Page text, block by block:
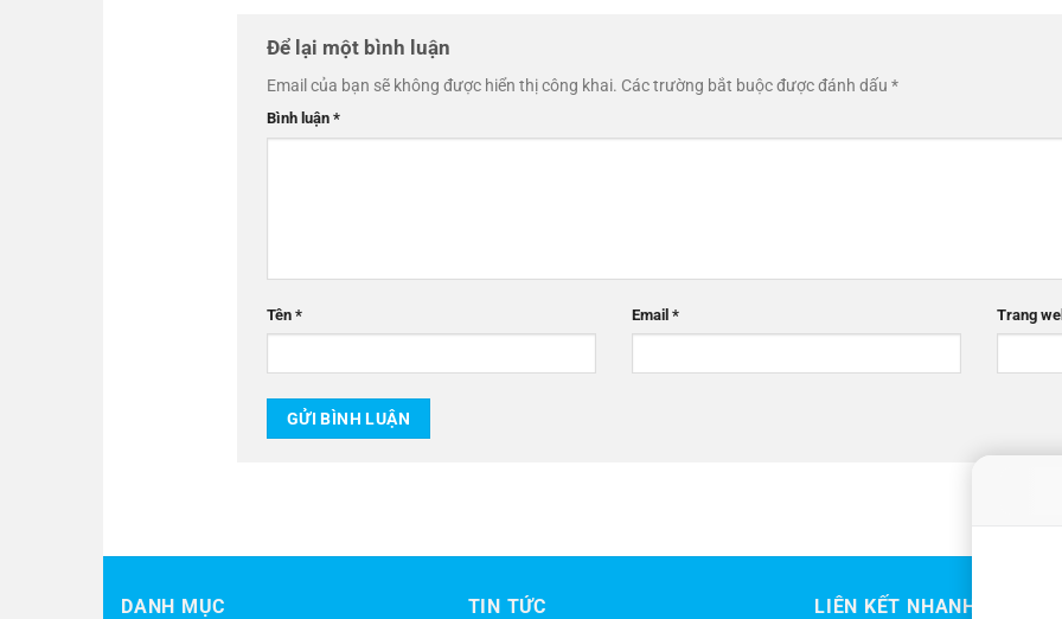
Để lại một bình luận
Email của bạn sẽ không được hiển thị công khai. Các trường bắt buộc được đánh dấu *
Bình luận *
Tên * Email * Trang
DANH MỤC TIN TỨC LIÊN KẾT NHANH